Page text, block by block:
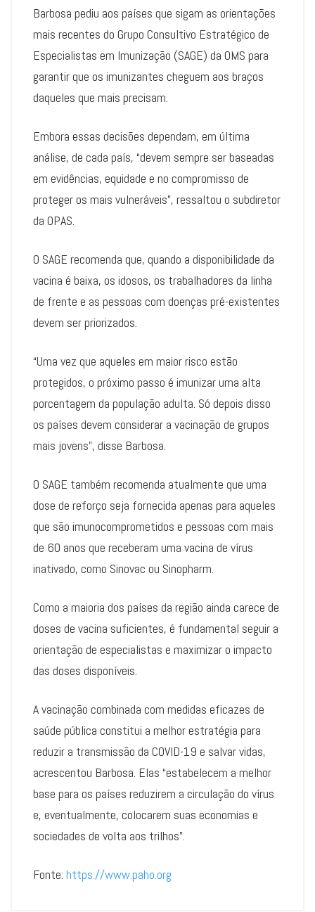
Barbosa pediu aos países que sigam as orientações
mais recentes do Grupo Consultivo Estratégico de
Especialistas em Imunização (SAGE) da OMS para
garantir que os imunizantes cheguem aos braços
daqueles que mais precisam.
Embora essas decisões dependam, em última
análise, de cada país, “devem sempre ser baseadas
em evidências, equidade e no compromisso de
proteger os mais vulneráveis”, ressaltou o subdiretor
da OPAS.
O SAGE recomenda que, quando a disponibilidade da
vacina é baixa, os idosos, os trabalhadores da linha
de frente e as pessoas com doenças pré-existentes
devem ser priorizados.
“Uma vez que aqueles em maior risco estão
protegidos, o próximo passo é imunizar uma alta
porcentagem da população adulta. Só depois disso
os países devem considerar a vacinação de grupos
mais jovens”, disse Barbosa.
O SAGE também recomenda atualmente que uma
dose de reforço seja fornecida apenas para aqueles
que são imunocomprometidos e pessoas com mais
de 60 anos que receberam uma vacina de vírus
inativado, como Sinovac ou Sinopharm.
Como a maioria dos países da região ainda carece de
doses de vacina suficientes, é fundamental seguir a
orientação de especialistas e maximizar o impacto
das doses disponíveis.
A vacinação combinada com medidas eficazes de
saúde pública constitui a melhor estratégia para
reduzir a transmissão da COVID-19 e salvar vidas,
acrescentou Barbosa. Elas “estabelecem a melhor
base para os países reduzirem a circulação do vírus
e, eventualmente, colocarem suas economias e
sociedades de volta aos trilhos”.
Fonte: https://www.paho.org